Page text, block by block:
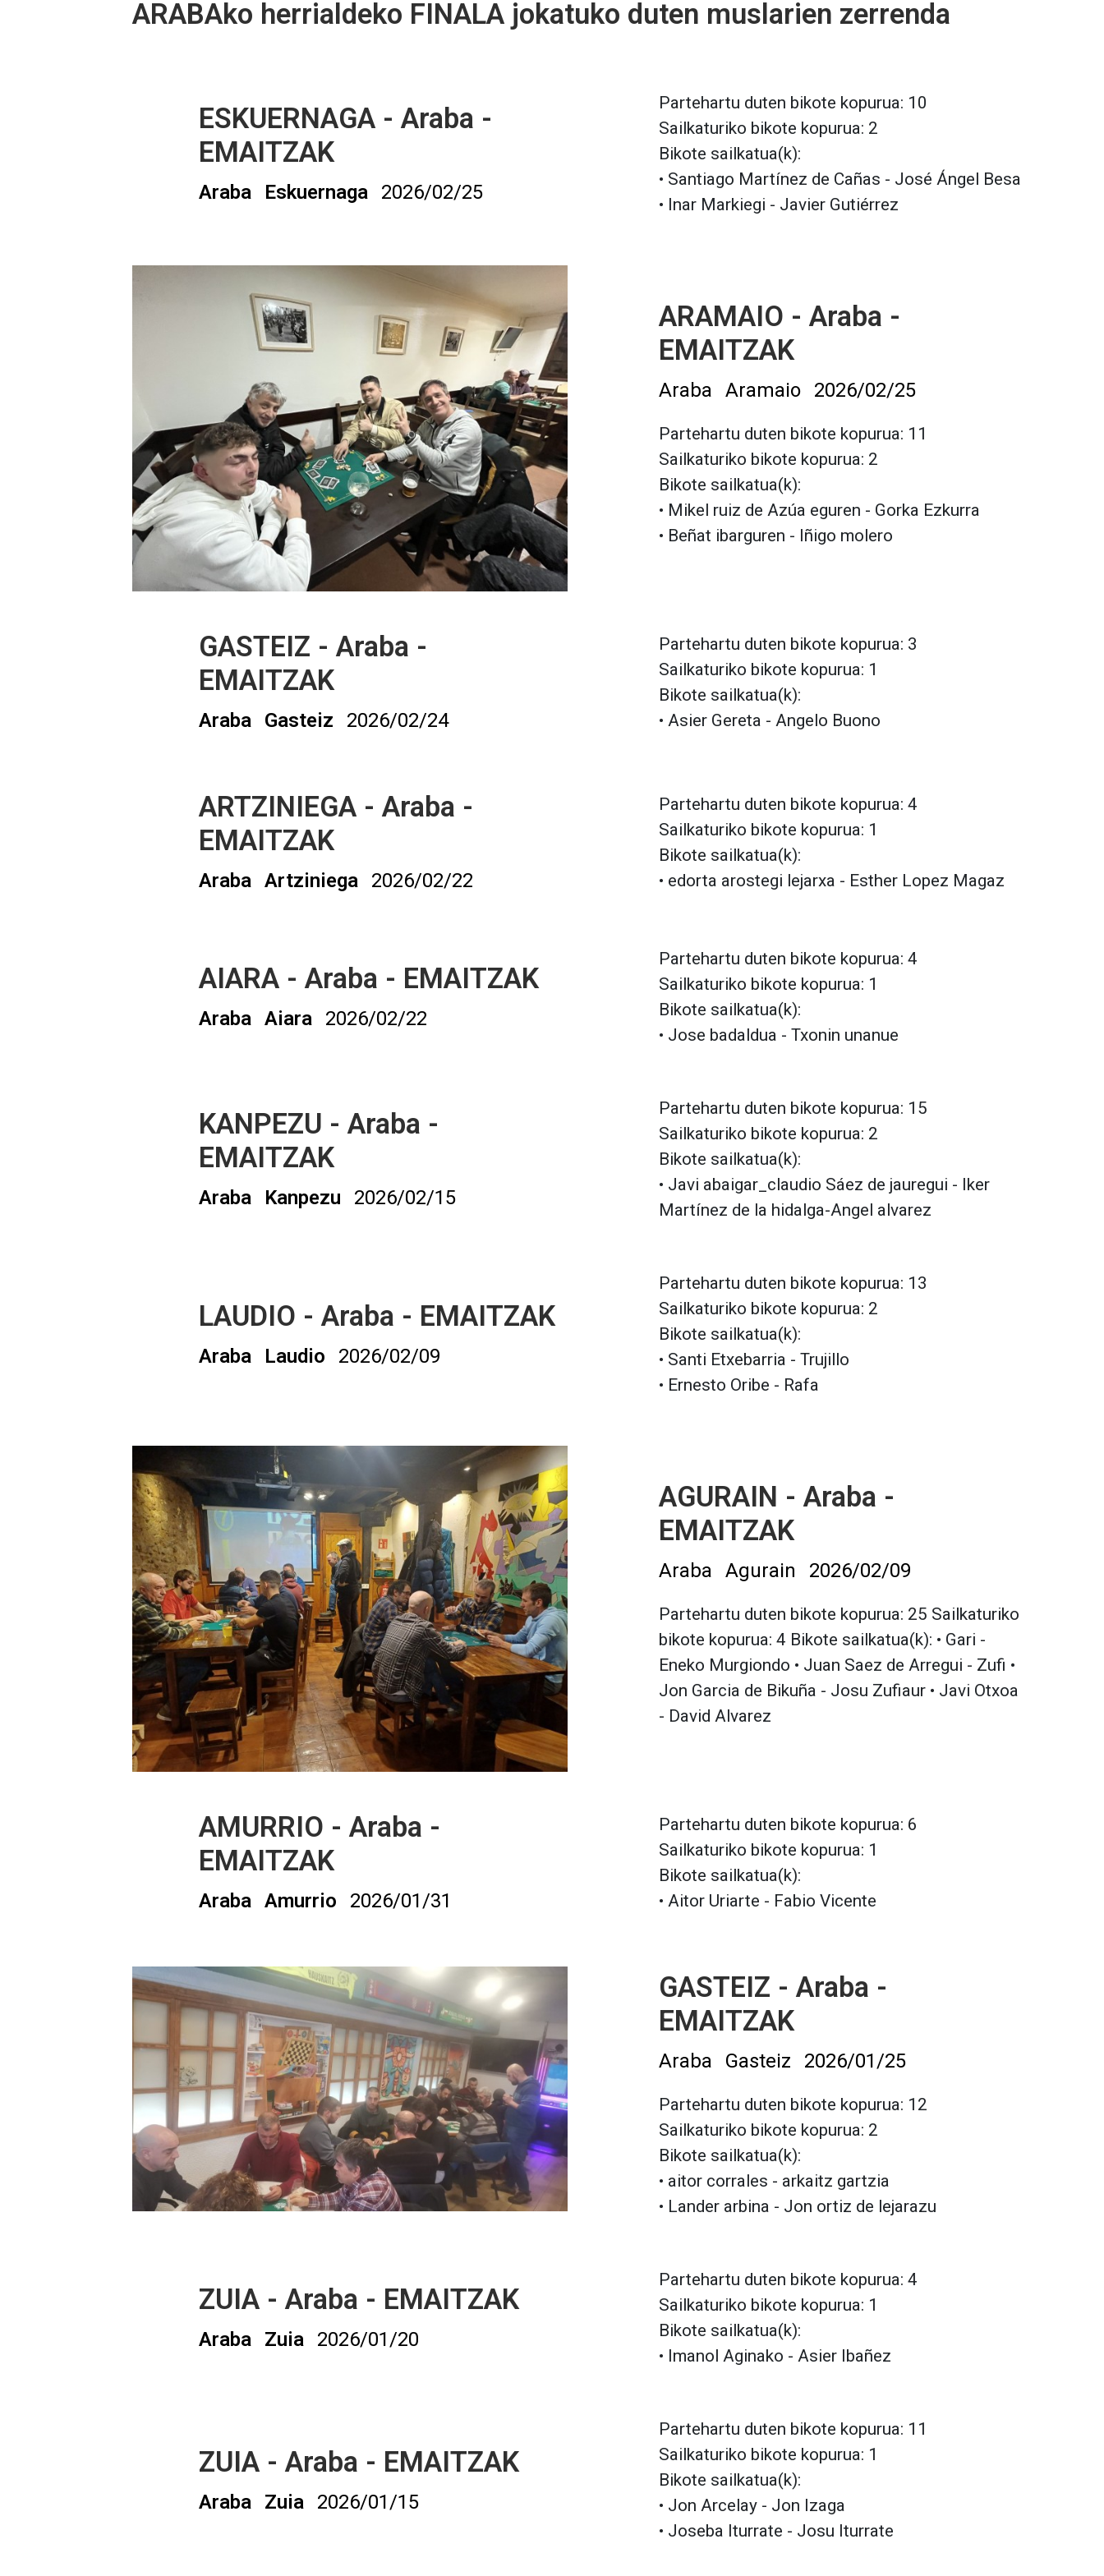
ARABAko herrialdeko FINALA jokatuko duten muslarien zerrenda
ESKUERNAGA - Araba -
EMAITZAK
Araba Eskuernaga 2026/02/25
Partehartu duten bikote kopurua: 10
Sailkaturiko bikote kopurua: 2
Bikote sailkatua(k):
• Santiago Martínez de Cañas - José Ángel Besa
• Inar Markiegi - Javier Gutiérrez
ARAMAIO - Araba -
EMAITZAK
Araba Aramaio 2026/02/25
Partehartu duten bikote kopurua: 11
Sailkaturiko bikote kopurua: 2
Bikote sailkatua(k):
• Mikel ruiz de Azúa eguren - Gorka Ezkurra
• Beñat ibarguren - Iñigo molero
GASTEIZ - Araba -
EMAITZAK
Araba Gasteiz 2026/02/24
Partehartu duten bikote kopurua: 3
Sailkaturiko bikote kopurua: 1
Bikote sailkatua(k):
• Asier Gereta - Angelo Buono
ARTZINIEGA - Araba -
EMAITZAK
Araba Artziniega 2026/02/22
Partehartu duten bikote kopurua: 4
Sailkaturiko bikote kopurua: 1
Bikote sailkatua(k):
• edorta arostegi lejarxa - Esther Lopez Magaz
AIARA - Araba - EMAITZAK
Araba Aiara 2026/02/22
Partehartu duten bikote kopurua: 4
Sailkaturiko bikote kopurua: 1
Bikote sailkatua(k):
• Jose badaldua - Txonin unanue
KANPEZU - Araba -
EMAITZAK
Araba Kanpezu 2026/02/15
Partehartu duten bikote kopurua: 15
Sailkaturiko bikote kopurua: 2
Bikote sailkatua(k):
• Javi abaigar_claudio Sáez de jauregui - Iker
Martínez de la hidalga-Angel alvarez
LAUDIO - Araba - EMAITZAK
Araba Laudio 2026/02/09
Partehartu duten bikote kopurua: 13
Sailkaturiko bikote kopurua: 2
Bikote sailkatua(k):
• Santi Etxebarria - Trujillo
• Ernesto Oribe - Rafa
AGURAIN - Araba -
EMAITZAK
Araba Agurain 2026/02/09
Partehartu duten bikote kopurua: 25 Sailkaturiko
bikote kopurua: 4 Bikote sailkatua(k): • Gari -
Eneko Murgiondo • Juan Saez de Arregui - Zufi •
Jon Garcia de Bikuña - Josu Zufiaur • Javi Otxoa
- David Alvarez
AMURRIO - Araba -
EMAITZAK
Araba Amurrio 2026/01/31
Partehartu duten bikote kopurua: 6
Sailkaturiko bikote kopurua: 1
Bikote sailkatua(k):
• Aitor Uriarte - Fabio Vicente
GASTEIZ - Araba -
EMAITZAK
Araba Gasteiz 2026/01/25
Partehartu duten bikote kopurua: 12
Sailkaturiko bikote kopurua: 2
Bikote sailkatua(k):
• aitor corrales - arkaitz gartzia
• Lander arbina - Jon ortiz de lejarazu
ZUIA - Araba - EMAITZAK
Araba Zuia 2026/01/20
Partehartu duten bikote kopurua: 4
Sailkaturiko bikote kopurua: 1
Bikote sailkatua(k):
• Imanol Aginako - Asier Ibañez
ZUIA - Araba - EMAITZAK
Araba Zuia 2026/01/15
Partehartu duten bikote kopurua: 11
Sailkaturiko bikote kopurua: 1
Bikote sailkatua(k):
• Jon Arcelay - Jon Izaga
• Joseba Iturrate - Josu Iturrate